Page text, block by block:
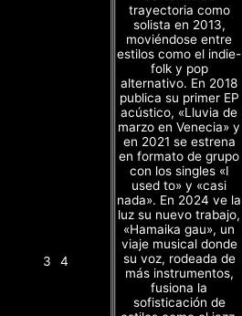
3 4
trayectoria como
solista en 2013,
moviéndose entre
estilos como el indie-
folk y pop
alternativo. En 2018
publica su primer EP
acústico, «Lluvia de
marzo en Venecia» y
en 2021 se estrena
en formato de grupo
con los singles «I
used to» y «casi
nada». En 2024 ve la
luz su nuevo trabajo,
«Hamaika gau», un
viaje musical donde
su voz, rodeada de
más instrumentos,
fusiona la
sofisticación de